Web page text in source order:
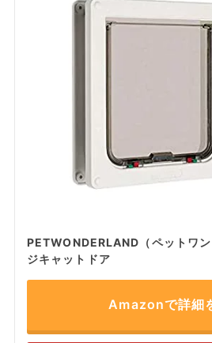
PETWONDERLAND（ペットワ
ジキャットドア
Amazonで詳細